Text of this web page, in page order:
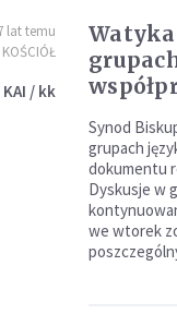
lat temu
KOŚCIÓŁ
KAI / kk
Synod
grupach
dokumentu
Dyskusje w
we wtorek